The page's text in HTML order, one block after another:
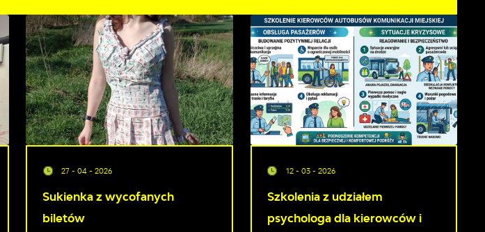
27 - 04 - 2026
Sukienka z wycofanych
biletów
12 - 03 - 2026
Szkolenia z udziałem
psychologa dla kierowców i